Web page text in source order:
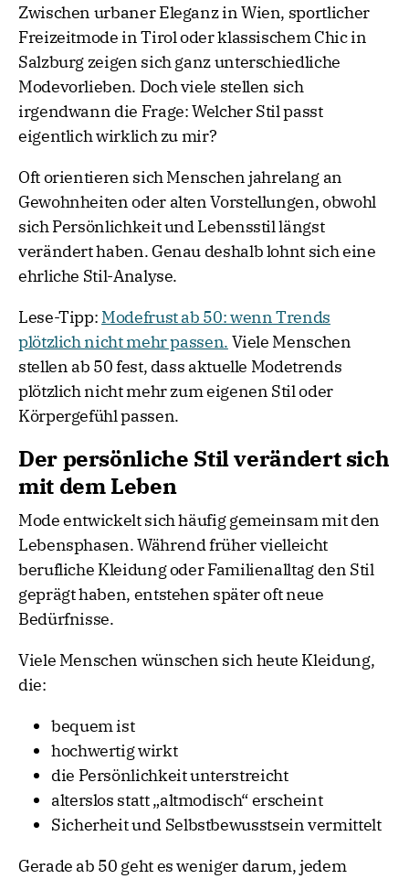
Zwischen urbaner Eleganz in Wien, sportlicher
Freizeitmode in Tirol oder klassischem Chic in
Salzburg zeigen sich ganz unterschiedliche
Modevorlieben. Doch viele stellen sich
irgendwann die Frage: Welcher Stil passt
eigentlich wirklich zu mir?
Oft orientieren sich Menschen jahrelang an
Gewohnheiten oder alten Vorstellungen, obwohl
sich Persönlichkeit und Lebensstil längst
verändert haben. Genau deshalb lohnt sich eine
ehrliche Stil-Analyse.
Lese-Tipp: Modefrust ab 50: wenn Trends
plötzlich nicht mehr passen. Viele Menschen
stellen ab 50 fest, dass aktuelle Modetrends
plötzlich nicht mehr zum eigenen Stil oder
Körpergefühl passen.
Der persönliche Stil verändert sich
mit dem Leben
Mode entwickelt sich häufig gemeinsam mit den
Lebensphasen. Während früher vielleicht
berufliche Kleidung oder Familienalltag den Stil
geprägt haben, entstehen später oft neue
Bedürfnisse.
Viele Menschen wünschen sich heute Kleidung,
die:
bequem ist
hochwertig wirkt
die Persönlichkeit unterstreicht
alterslos statt „altmodisch“ erscheint
Sicherheit und Selbstbewusstsein vermittelt
Gerade ab 50 geht es weniger darum, jedem